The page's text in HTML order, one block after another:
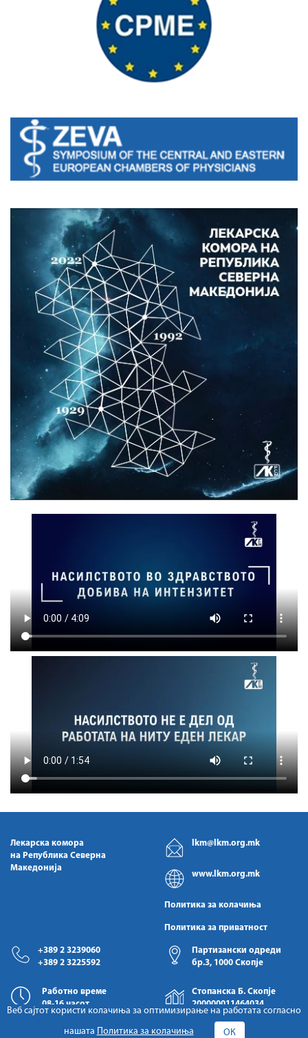
Лекарска комора
на Република Северна
Македонија
lkm@lkm.org.mk
www.lkm.org.mk
Политика за колачиња
Политика за приватност
+389 2 3239060
+389 2 3225592
Партизански одреди
бр.3, 1000 Скопје
Работно време
08-16 часот
Стопанска Б. Скопје
200000011464034
Веб сајтот користи колачиња за оптимизирање на работата согласно
нашата
Политика за колачиња ОК